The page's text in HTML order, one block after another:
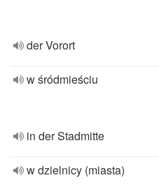
der Vorort
w śródmieściu
in der Stadmitte
w dzielnicy (miasta)